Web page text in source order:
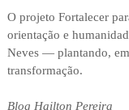
O projeto Fortalecer
orientação e
Neves — plantando,
transformação.
Blog Hailton Pereira